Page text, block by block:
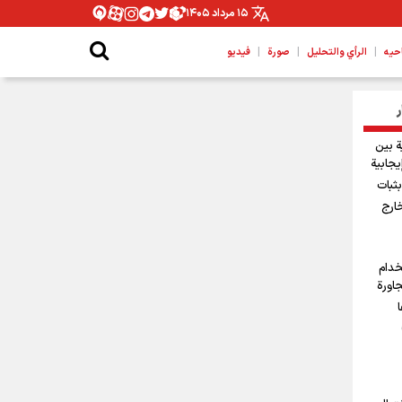
۱۵ مرداد ۱۴۰۵
| الرأي والتحليل | صورة | فيديو
بين